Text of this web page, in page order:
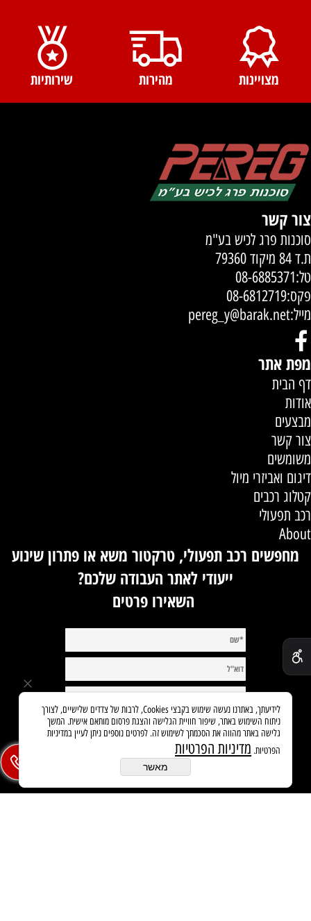
מצויינות מהירות שירותיות
צור קשר
סוכנות פרג לכיש בע"מ
ת.ד 84 מיקוד 79360
טל:08-6885371
פקס:08-6812719
מייל:pereg_y@barak.net
מפת אתר
דף הבית
אודות
מבצעים
צור קשר
משומשים
דיגום ואביזרי מיול
קטלוג רכבים
רכב תפעולי
About
מחפשים רכב תפעולי, טרקטור משא או פתרון שינוע
ייעודי לאתר העבודה שלכם?
השאירו פרטים
לידיעתך, באתרנו נעשה שימוש בקבצי Cookies, לרבות של צדדים שלישיים, לצורך
ניתוח השימוש באתר, שיפור חוויית הגלישה והצגת פרסום מותאם אישית. המשך
גלישה באתר מהווה את הסכמתך לשימוש זה. לפרטים נוספים ניתן לעיין במדיניות
הפרטיות. מדיניות הפרטיות
מאשר